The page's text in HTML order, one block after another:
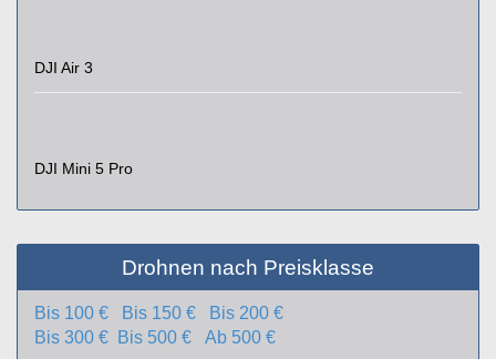
DJI Air 3
DJI Mini 5 Pro
Drohnen nach Preisklasse
Bis 100 € Bis 150 €
Bis 200 €
Bis 300 € Bis 500 € Ab 500 €